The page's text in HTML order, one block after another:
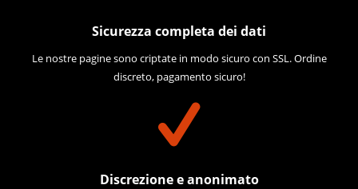
Sicurezza completa dei dati
Le nostre pagine sono criptate in modo sicuro con SSL. Ordine
discreto, pagamento sicuro!
Discrezione e anonimato